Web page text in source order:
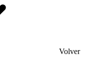
Volver